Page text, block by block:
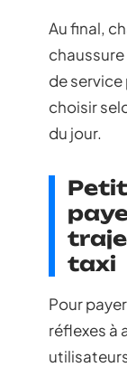
Au final,
chaussure
de service
choisir
du jour.
taxi
Pour
réflexes à